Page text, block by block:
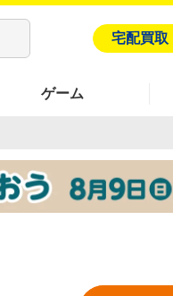
宅配買取
ゲーム